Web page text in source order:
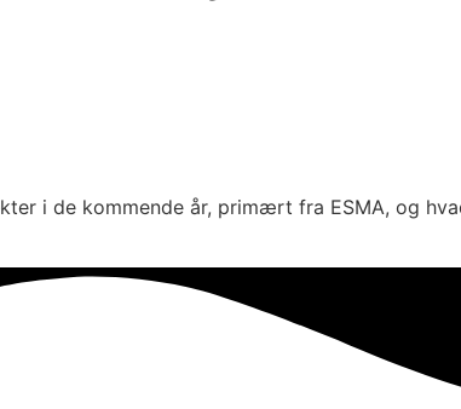
i de kommende år, primært fra ESMA, og